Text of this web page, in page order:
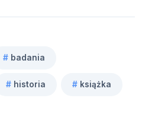
# badania
# historia # książka